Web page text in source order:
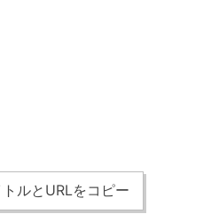
ルとURLをコピー